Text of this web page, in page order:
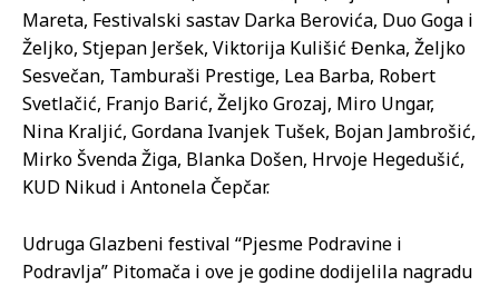
Mareta, Festivalski sastav Darka Berovića, Duo Goga i
Željko, Stjepan Jeršek, Viktorija Kulišić Đenka, Željko
Sesvečan, Tamburaši Prestige, Lea Barba, Robert
Svetlačić, Franjo Barić, Željko Grozaj, Miro Ungar,
Nina Kraljić, Gordana Ivanjek Tušek, Bojan Jambrošić,
Mirko Švenda Žiga, Blanka Došen, Hrvoje Hegedušić,
KUD Nikud i Antonela Čepčar.
Udruga Glazbeni festival “Pjesme Podravine i
Podravlja” Pitomača i ove je godine dodijelila nagradu